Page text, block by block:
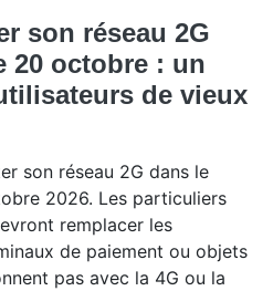
son réseau 2G
20 octobre : un
de vieux
son réseau 2G dans le
2026. Les particuliers
remplacer les
de paiement ou objets
pas avec la 4G ou la